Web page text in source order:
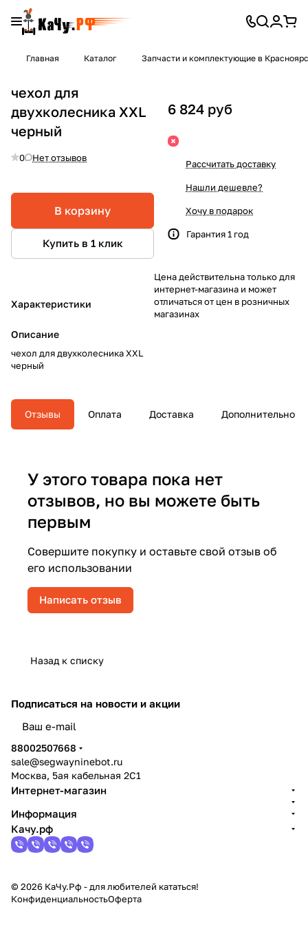
Главная Каталог Запчасти и комплектующие в
чехол для
двухколесника XXL
черный
0 Нет отзывов
В корзину
Купить в 1 клик
Характеристики
Описание
чехол для двухколесника XXL
черный
6 824 руб
Рассчитать доставку
Нашли дешевле?
Хочу в подарок
Гарантия 1 год
Цена действительна только для
интернет-магазина и может
отличаться от цен в розничных
магазинах
Отзывы Оплата Доставка Дополнительно
У этого товара пока нет
отзывов, но вы можете быть
первым
Совершите покупку и оставьте свой отзыв об
его использовании
Написать отзыв
Назад к списку
Подписаться на новости и акции
88002507668
sale@segwayninebot.ru
Москва, 5ая кабельная 2С1
Интернет-магазин
Информация
Качу.рф
© 2026 КаЧу.Рф - для любителей кататься!
КонфиденциальностьОферта